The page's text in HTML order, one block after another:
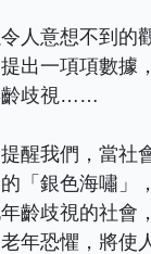
人意想不到的
出一項項數據
齡歧視……
醒我們，當社
「銀色海嘯」
齡歧視的社會
年恐懼，將使